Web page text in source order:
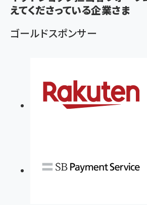
えてくださっている企業さま
ゴールドスポンサー